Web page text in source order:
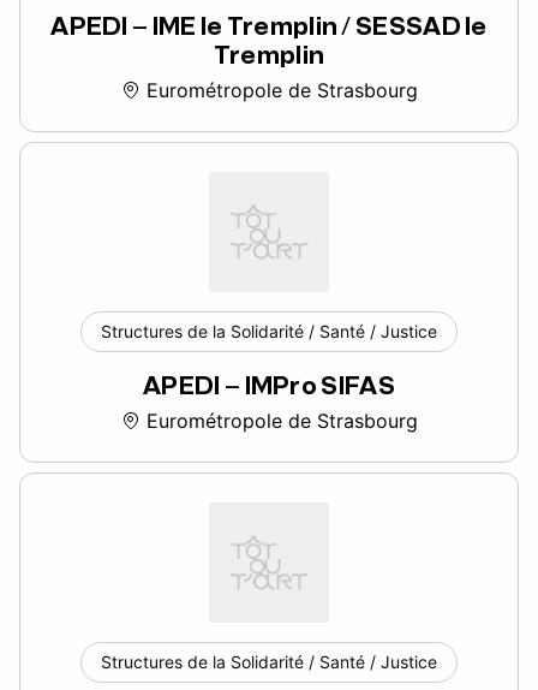
APEDI – IME le Tremplin / SESSAD le
Tremplin
Eurométropole de Strasbourg
Structures de la Solidarité / Santé / Justice
APEDI – IMPro SIFAS
Eurométropole de Strasbourg
Structures de la Solidarité / Santé / Justice